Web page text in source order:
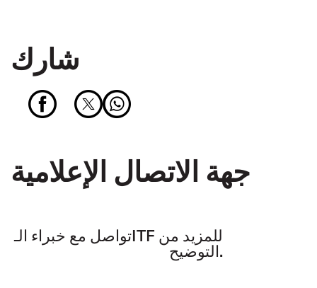
شارك
جهة الاتصال الإعلامية
تواصل مع خبراء الـITF للمزيد من
التوضيح.